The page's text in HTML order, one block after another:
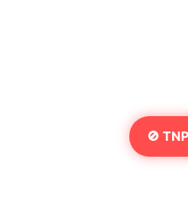
🚫